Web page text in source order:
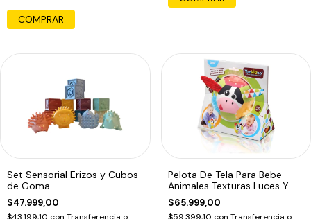
COMPRAR
Set Sensorial Erizos y Cubos
de Goma
$47.999,00
Pelota De Tela Para Bebe
Animales Texturas Luces Y
Música
$65.999,00